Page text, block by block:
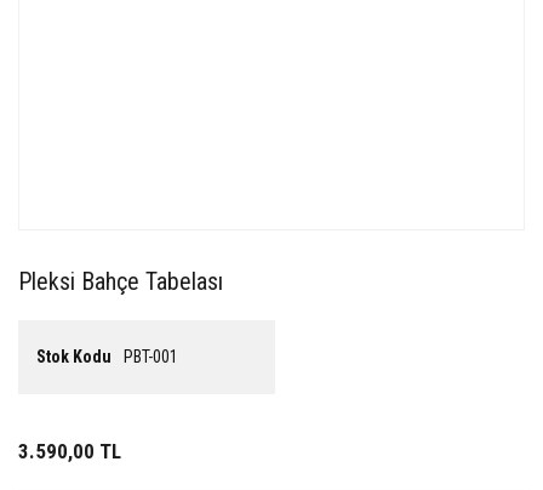
Pleksi Bahçe Tabelası
Stok Kodu PBT-001
3.590,00 TL